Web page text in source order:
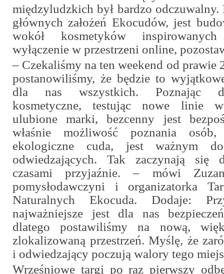
międzyludzkich był bardzo odczuwalny.
głównych założeń Ekocudów, jest
wokół kosmetyków
wyłączenie w przestrzeni online,
– Czekaliśmy na ten weekend od prawie
postanowiliśmy, że będzie to
dla nas wszystkich. Poznając
kosmetyczne, testując nowe linie
ulubione marki, bezcenny jest
właśnie możliwość poznania
ekologiczne cuda, jest ważnym
odwiedzających. Tak zaczynają się
czasami przyjaźnie. – mówi
pomysłodawczyni i organizatorka
Naturalnych Ekocuda. Dodaje:
najważniejsze jest dla nas
dlatego postawiliśmy na nową,
zlokalizowaną przestrzeń. Myślę, że
i odwiedzający poczują walory tego
Wrześniowe targi po raz pierwszy